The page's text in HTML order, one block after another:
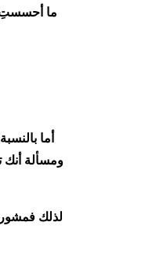
ما أحسستِ
أما
ومسألة أنك
لذلك